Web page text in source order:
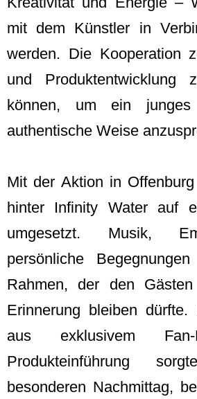
mit dem Künstler in
werden. Die Kooperation
und Produktentwicklung
können, um ein
authentische Weise
Mit der Aktion in
hinter Infinity Water auf
umgesetzt. Musik,
persönliche
Rahmen, der den
Erinnerung bleiben dürfte.
aus exklusivem Fan-
Produkteinführung
besonderen Nachmittag,